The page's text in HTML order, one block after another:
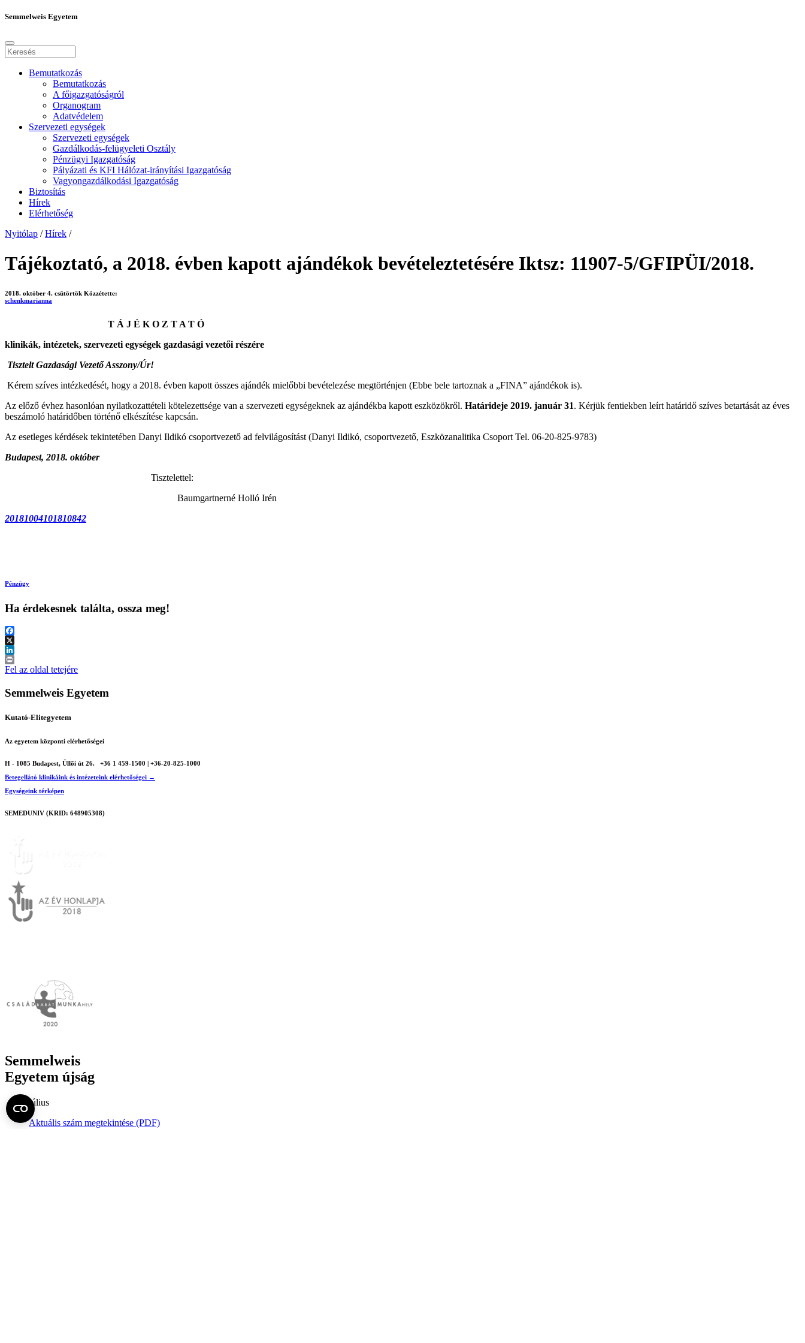
Semmelweis Egyetem
Bemutatkozás
Bemutatkozás
A főigazgatóságról
Organogram
Adatvédelem
Szervezeti egységek
Szervezeti egységek
Gazdálkodás-felügyeleti Osztály
Pénzügyi Igazgatóság
Pályázati és KFI Hálózat-irányítási Igazgatóság
Vagyongazdálkodási Igazgatóság
Biztosítás
Hírek
Elérhetőség
Nyitólap / Hírek /
Tájékoztató, a 2018. évben kapott ajándékok bevételeztetésére Iktsz: 11907-5/GFIPÜI/2018.
2018. október 4. csütörtök Közzétette:
schenkmarianna
T Á J É K O Z T A T Ó
klinikák, intézetek, szervezeti egységek gazdasági vezetői részére
Tisztelt Gazdasági Vezető Asszony/Úr!
Kérem szíves intézkedését, hogy a 2018. évben kapott összes ajándék mielőbbi bevételezése megtörténjen (Ebbe bele tartoznak a „FINA” ajándékok is).
Az előző évhez hasonlóan nyilatkozattételi kötelezettsége van a szervezeti egységeknek az ajándékba kapott eszközökről. Határideje 2019. január 31. Kérjük fentiekben leírt határidő szíves betartását az éves
beszámoló határidőben történő elkészítése kapcsán.
Az esetleges kérdések tekintetében Danyi Ildikó csoportvezető ad felvilágosítást (Danyi Ildikó, csoportvezető, Eszközanalitika Csoport Tel. 06-20-825-9783)
Budapest, 2018. október
Tisztelettel:
Baumgartnerné Holló Irén
20181004101810842
Pénzügy
Ha érdekesnek találta, ossza meg!
Facebook
X
LinkedIn
Print
Fel az oldal tetejére
Semmelweis Egyetem
Kutató-Elitegyetem
Az egyetem központi elérhetőségei
H - 1085 Budapest, Üllői út 26.
+36 1 459-1500 | +36-20-825-1000
Betegellátó klinikáink és intézeteink elérhetőségei →
Egységeink térképen
SEMEDUNIV (KRID: 648905308)
Semmelweis
Egyetem újság
július
Aktuális szám megtekintése (PDF)